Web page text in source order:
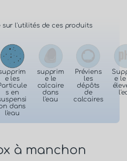
sur l'utilités de ces produits
e les
s en
dans
l'eau
supprim
e le
calcaire
dans
l'eau
Préviens
les
dépôts
de
calcaires
e
à manchon